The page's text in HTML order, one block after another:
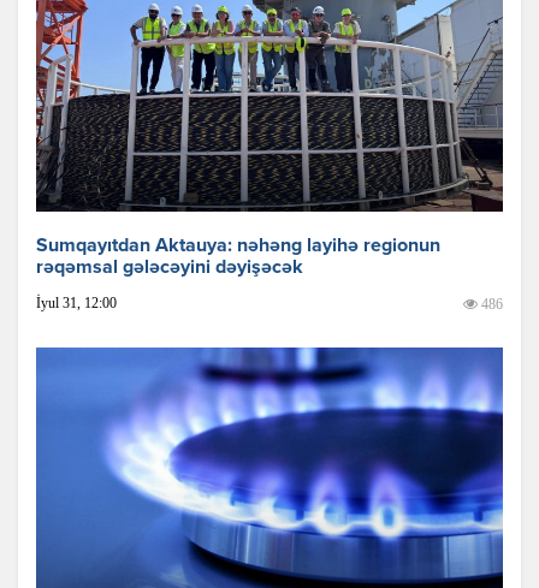
Sumqayıtdan Aktauya: nəhəng layihə regionun
rəqəmsal gələcəyini dəyişəcək
İyul 31, 12:00 486